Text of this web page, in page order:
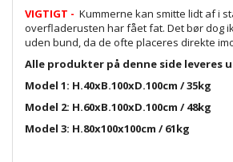
VIGTIGT - Kummerne kan smitte lidt af i
overfladerusten har fået fat. Det bør dog
uden bund, da de ofte placeres direkte
Alle produkter på denne side leveres
Model 1: H.40xB.100xD.100cm / 35kg
Model 2: H.60xB.100xD.100cm / 48kg
Model 3: H.80x100x100cm / 61kg